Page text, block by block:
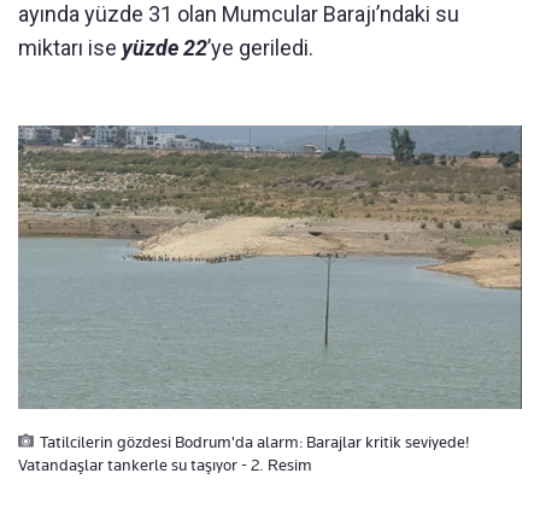
ayında yüzde 31 olan Mumcular Barajı’ndaki su
miktarı ise yüzde 22’ye geriledi.
Tatilcilerin gözdesi Bodrum'da alarm: Barajlar kritik seviyede!
Vatandaşlar tankerle su taşıyor - 2. Resim